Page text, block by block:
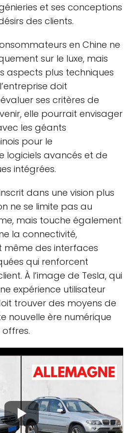
et ses conceptions
des clients.
en Chine ne
sur le luxe, mais
aspects plus techniques
doit
ses critères de
elle pourrait envisager
les géants
pour le
logiciels avancés et de
intégrées.
dans une vision plus
ne se limite pas au
mais touche également
la connectivité,
des interfaces
qui renforcent
À l’image de Tesla, qui
expérience utilisateur
trouver des moyens de
nouvelle ère numérique